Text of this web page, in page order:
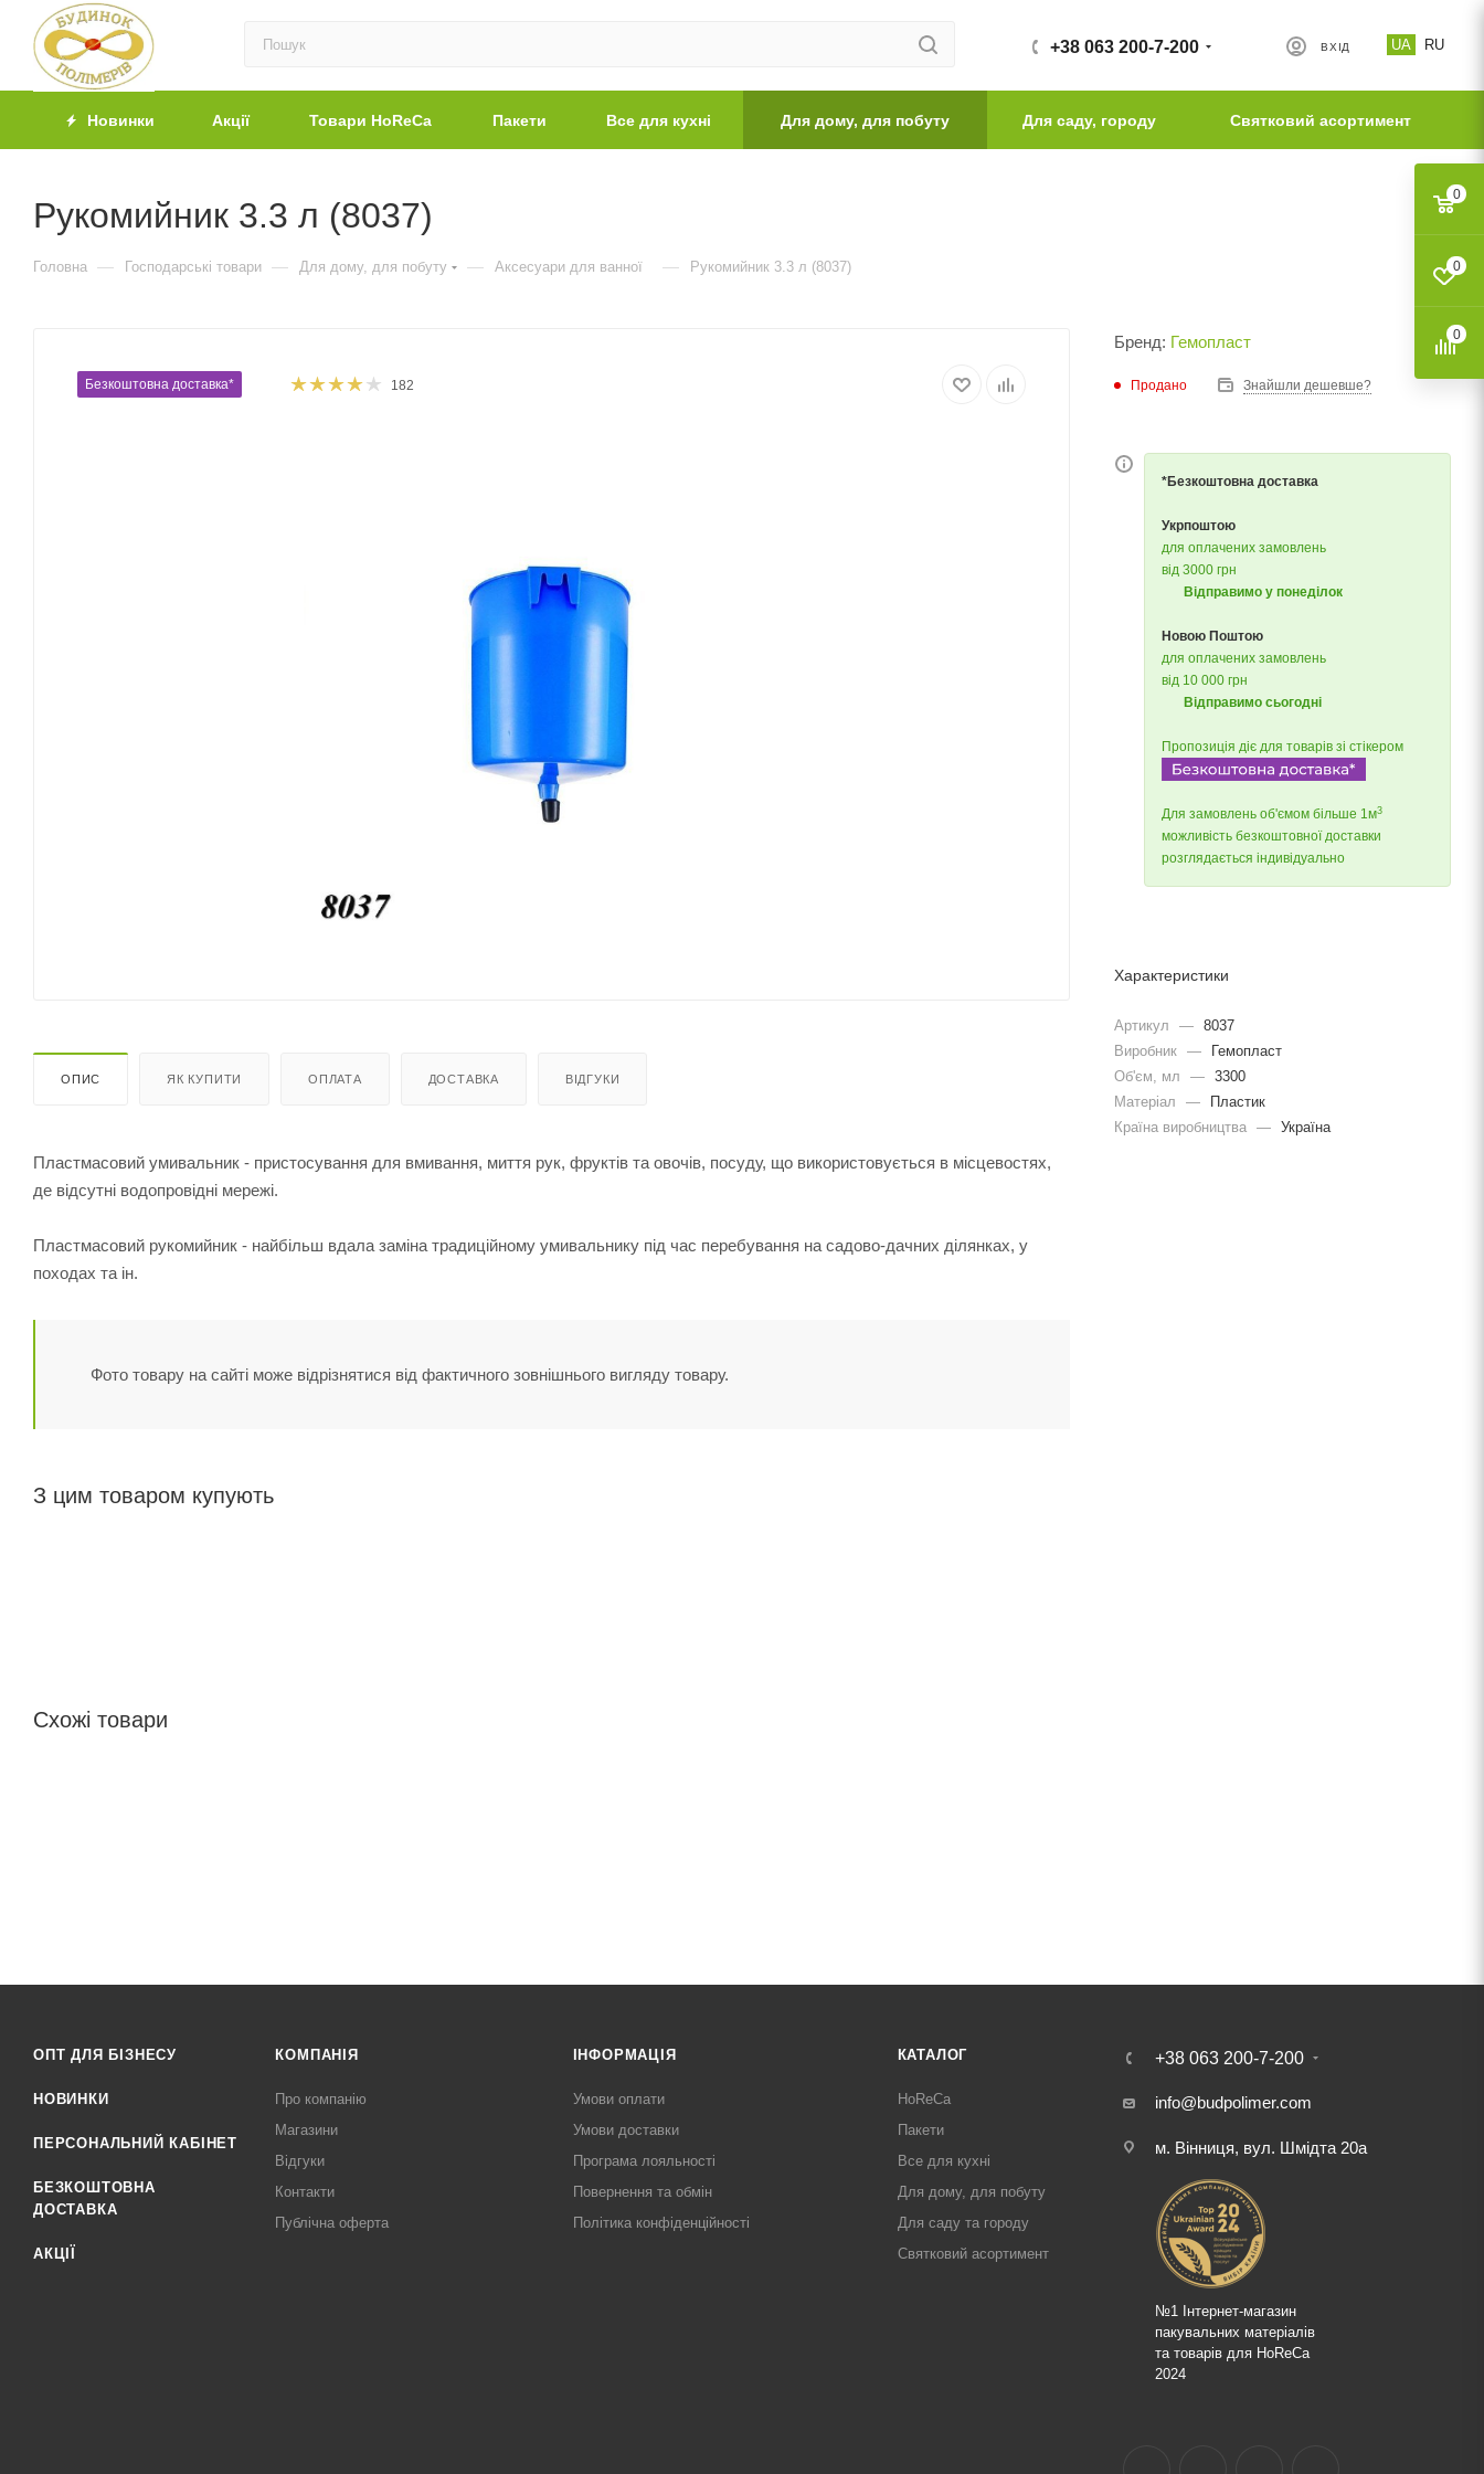
UA RU
ВХІД
+38 063 200-7-200
Новинки Акції Товари HoReCa Пакети Все для кухні Для дому, для побуту Для саду, городу Святковий асортимент
Рукомийник 3.3 л (8037)
Головна — Господарські товари — Для дому, для побуту — Аксесуари для ванної — Рукомийник 3.3 л (8037)
Безкоштовна доставка* 182
ОПИС ЯК КУПИТИ ОПЛАТА ДОСТАВКА ВІДГУКИ
Пластмасовий умивальник - пристосування для вмивання, миття рук, фруктів та овочів, посуду, що використовується в місцевостях,
де відсутні водопровідні мережі.
Пластмасовий рукомийник - найбільш вдала заміна традиційному умивальнику під час перебування на садово-дачних ділянках, у
походах та ін.
Фото товару на сайті може відрізнятися від фактичного зовнішнього вигляду товару.
З цим товаром купують
Схожі товари
Бренд: Гемопласт
Продано Знайшли дешевше?
*Безкоштовна доставка
Укрпоштою
для оплачених замовлень
від 3000 грн
Відправимо у понеділок
Новою Поштою
для оплачених замовлень
від 10 000 грн
Відправимо сьогодні
Пропозиція діє для товарів зі стікером
Для замовлень об'ємом більше 1м3
можливість безкоштовної доставки
розглядається індивідуально
Характеристики
Артикул — 8037
Виробник —
Гемопласт
Об'єм, мл
— 3300
Матеріал
—
Пластик
Країна виробництва — Україна
ОПТ ДЛЯ БІЗНЕСУ
НОВИНКИ
ПЕРСОНАЛЬНИЙ КАБІНЕТ
БЕЗКОШТОВНА
ДОСТАВКА
АКЦІЇ
КОМПАНІЯ
Про компанію
Магазини
Відгуки
Контакти
Публічна оферта
ІНФОРМАЦІЯ
Умови оплати
Умови доставки
Програма лояльності
Повернення та обмін
Політика конфіденційності
КАТАЛОГ
HoReCa
Пакети
Все для кухні
Для дому, для побуту
Для саду та городу
Святковий асортимент
+38 063 200-7-200
info@budpolimer.com
м. Вінниця, вул. Шмідта 20а
№1 Інтернет-магазин
пакувальних матеріалів
та товарів для HoReCa
2024
0
0
0